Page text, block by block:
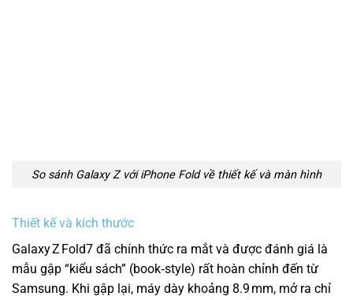
So sánh Galaxy Z với iPhone Fold về thiết kế và màn hình
Thiết kế và kích thước
Galaxy Z Fold7 đã chính thức ra mắt và được đánh giá là
mẫu gập “kiểu sách” (book‑style) rất hoàn chỉnh đến từ
Samsung. Khi gập lại, máy dày khoảng 8.9 mm, mở ra chỉ